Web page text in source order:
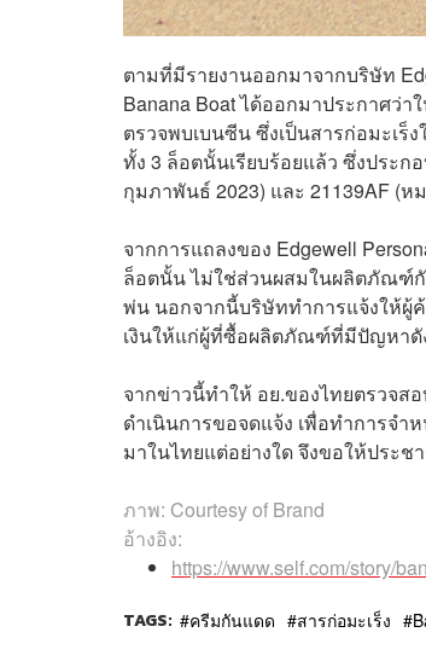
ตามที่มีรายงานออกมาจากบริษัท
Banana Boat ได้ออกมาประกาศว่
ตรวจพบเบนซีน ซึ่งเป็นสารก่อมะเ
ทั้ง 3 ล็อตนั้นเรียบร้อยแล้ว ซึ่งประก
กุมภาพันธ์ 2023) และ 21139AF (ห
จากการแถลงของ Edgewell
ล็อตนั้น ไม่ใช่ส่วนผสมในผลิตภัณฑ์
พ่น นอกจากนี้บริษัททำการแจ้งให้ผู้
เงินให้แก่ผู้ที่ซื้อผลิตภัณฑ์ที่มีปัญหาดั
จากข่าวนี้ทำให้ อย.ของไทยตรวจส
ดำเนินการขอจดแจ้ง เพื่อทำการจ
มาในไทยแต่อย่างใด จึงขอให้ประช
ภาพ: Courtesy of Brand
อ้างอิง:
https://www.self.com/story/
TAGS: ครีมกันแดด สารก่อมะเร็ง